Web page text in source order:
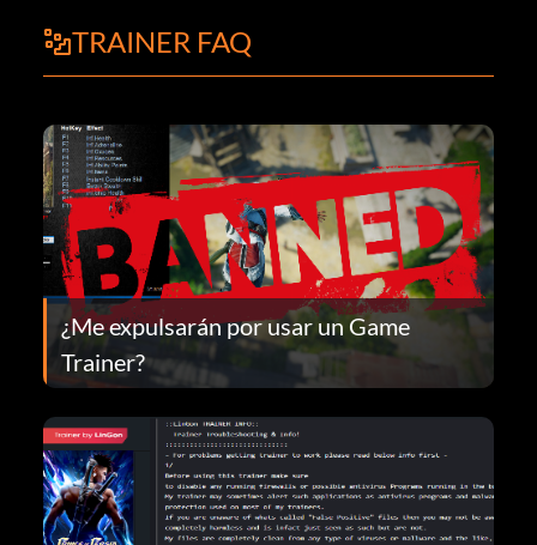
TRAINER FAQ
¿Me expulsarán por usar un Game
Trainer?